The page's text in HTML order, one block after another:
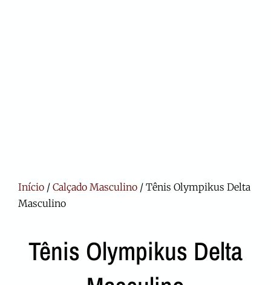
Início / Calçado Masculino / Tênis Olympikus Delta
Masculino
Tênis Olympikus Delta